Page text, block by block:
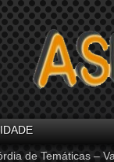
de Temáticas –